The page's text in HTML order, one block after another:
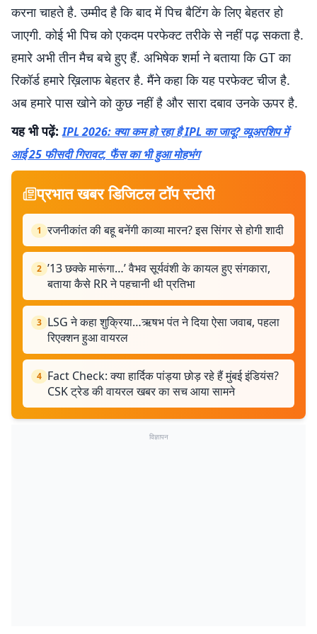
करना चाहते है. उम्मीद है कि बाद में पिच बैटिंग के लिए बेहतर हो
जाएगी. कोई भी पिच को एकदम परफेक्ट तरीके से नहीं पढ़ सकता है.
हमारे अभी तीन मैच बचे हुए हैं. अभिषेक शर्मा ने बताया कि GT का
रिकॉर्ड हमारे ख़िलाफ बेहतर है. मैंने कहा कि यह परफेक्ट चीज है.
अब हमारे पास खोने को कुछ नहीं है और सारा दबाव उनके ऊपर है.
यह भी पढ़ें:IPL 2026: क्या कम हो रहा है IPL का जादू? व्यूअरशिप में
आई 25 फीसदी गिरावट, फैंस का भी हुआ मोहभंग
प्रभात खबर डिजिटल टॉप स्टोरी
1 रजनीकांत की बहू बनेंगी काव्या मारन? इस सिंगर से होगी शादी
2 ’13 छक्के मारूंगा…’ वैभव सूर्यवंशी के कायल हुए संगकारा,
बताया कैसे RR ने पहचानी थी प्रतिभा
3 LSG ने कहा शुक्रिया…ऋषभ पंत ने दिया ऐसा जवाब, पहला
रिएक्शन हुआ वायरल
4 Fact Check: क्या हार्दिक पांड्या छोड़ रहे हैं मुंबई इंडियंस?
CSK ट्रेड की वायरल खबर का सच आया सामने
विज्ञापन